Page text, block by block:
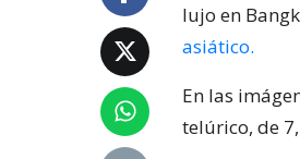
lujo en
asiático.
En las
telúrico, de